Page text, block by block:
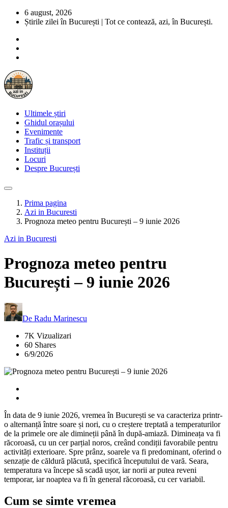
6 august, 2026
Știrile zilei în București | Tot ce contează, azi, în București.
Ultimele știri
Ghidul orașului
Evenimente
Trafic și transport
Instituții
Locuri
Despre București
Prima pagina
Azi in Bucuresti
Prognoza meteo pentru București – 9 iunie 2026
Azi in Bucuresti
Prognoza meteo pentru
București – 9 iunie 2026
De Radu Marinescu
7K Vizualizari
60 Shares
6/9/2026
În data de 9 iunie 2026, vremea în București se va caracteriza printr-
o alternanță între soare și nori, cu o creștere treptată a temperaturilor
de la primele ore ale dimineții până în după-amiază. Dimineața va fi
răcoroasă, cu un cer parțial noros, creând condiții favorabile pentru
activități exterioare. Spre prânz, soarele va fi predominant, oferind o
senzație de căldură plăcută, specifică începutului de vară. Seara,
temperatura va începe să scadă ușor, iar norii ar putea reveni
temporar, iar noaptea va fi în general răcoroasă, cu cer variabil.
Cum se simte vremea